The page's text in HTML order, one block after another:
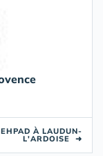
À LAUDUN-
L'ARDOISE ➜